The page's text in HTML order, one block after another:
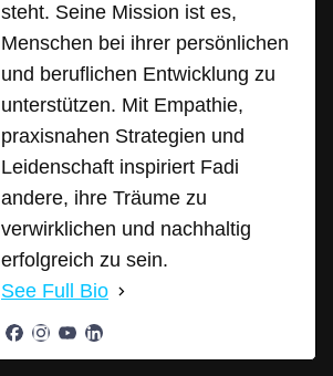
steht. Seine Mission ist es,
Menschen bei ihrer persönlichen
und beruflichen Entwicklung zu
unterstützen. Mit Empathie,
praxisnahen Strategien und
Leidenschaft inspiriert Fadi
andere, ihre Träume zu
verwirklichen und nachhaltig
erfolgreich zu sein.
See Full Bio